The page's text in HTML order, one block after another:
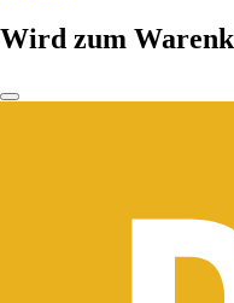
Wird zum